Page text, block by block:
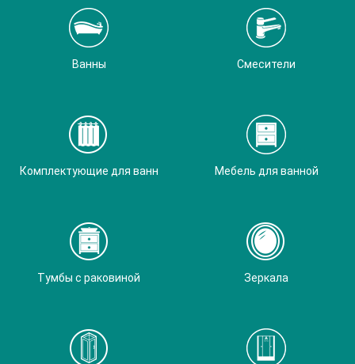
Ванны Смесители
Комплектующие для ванн Мебель для ванной
Тумбы с раковиной Зеркала